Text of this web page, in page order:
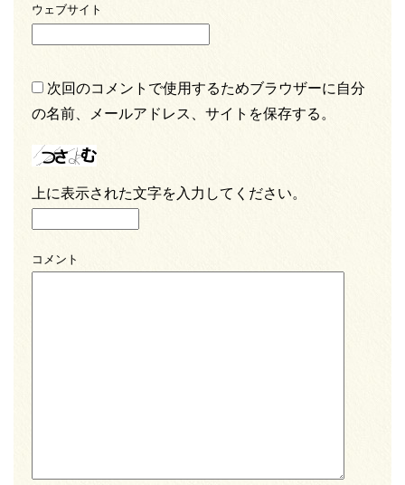
ウェブサイト
次回のコメントで使用するためブラウザーに自分
の名前、メールアドレス、サイトを保存する。
上に表示された文字を入力してください。
コメント